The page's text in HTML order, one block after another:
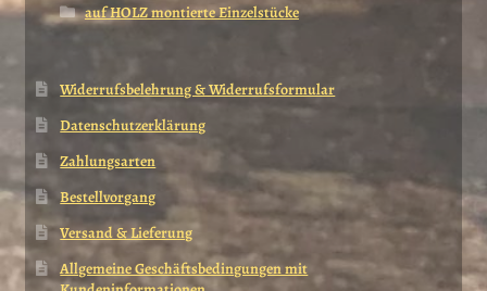
auf HOLZ montierte Einzelstücke
Widerrufsbelehrung & Widerrufsformular
Datenschutzerklärung
Zahlungsarten
Bestellvorgang
Versand & Lieferung
Allgemeine Geschäftsbedingungen mit